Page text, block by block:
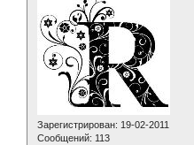
Зарегистрирован: 19-02-2011
Сообщений: 113